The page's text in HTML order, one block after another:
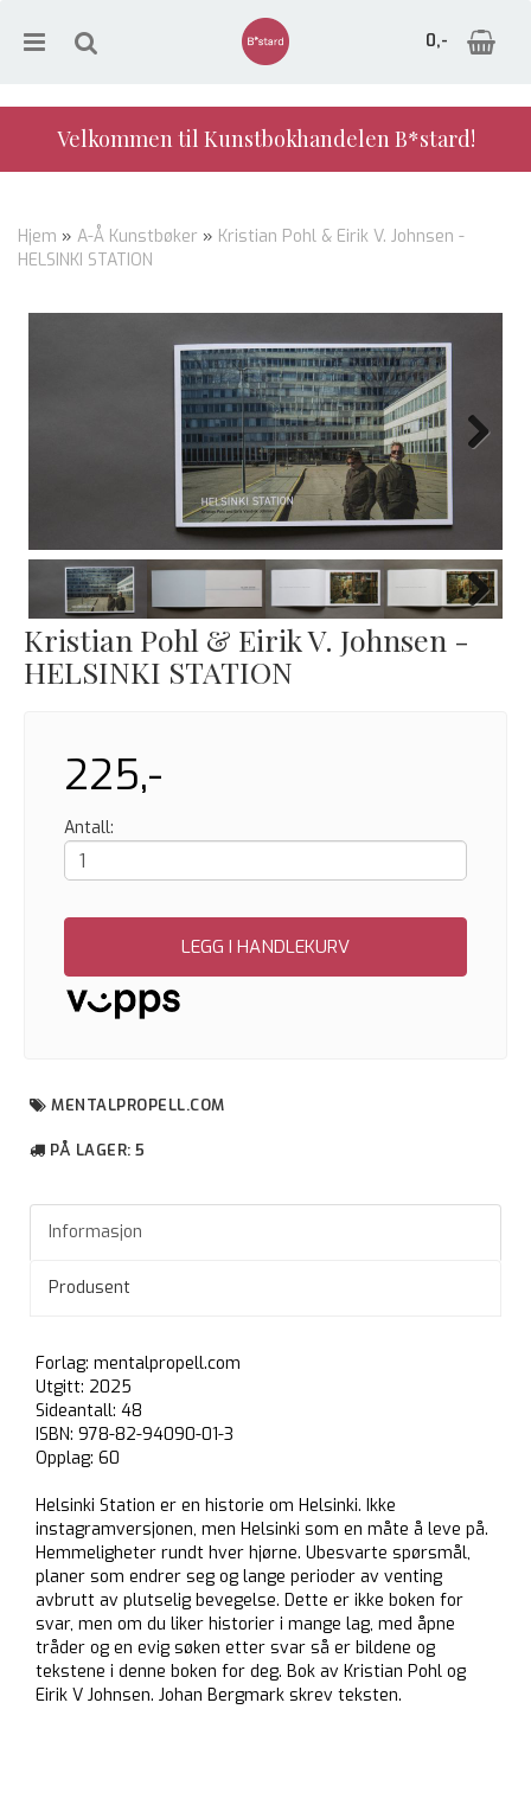
0,-
Velkommen til Kunstbokhandelen B*stard!
Hjem » A-Å Kunstbøker » Kristian Pohl & Eirik V. Johnsen -
HELSINKI STATION
Kristian Pohl & Eirik V. Johnsen -
HELSINKI STATION
225,-
Antall:
LEGG I HANDLEKURV
MENTALPROPELL.COM
PÅ LAGER: 5
Informasjon
Produsent
Forlag: mentalpropell.com
Utgitt: 2025
Sideantall: 48
ISBN: 978-82-94090-01-3
Opplag: 60
Helsinki Station er en historie om Helsinki. Ikke
instagramversjonen, men Helsinki som en måte å leve på.
Hemmeligheter rundt hver hjørne. Ubesvarte spørsmål,
planer som endrer seg og lange perioder av venting
avbrutt av plutselig bevegelse. Dette er ikke boken for
svar, men om du liker historier i mange lag, med åpne
tråder og en evig søken etter svar så er bildene og
tekstene i denne boken for deg. Bok av Kristian Pohl og
Eirik V Johnsen. Johan Bergmark skrev teksten.